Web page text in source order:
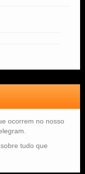
ocorrem no nosso
tudo que